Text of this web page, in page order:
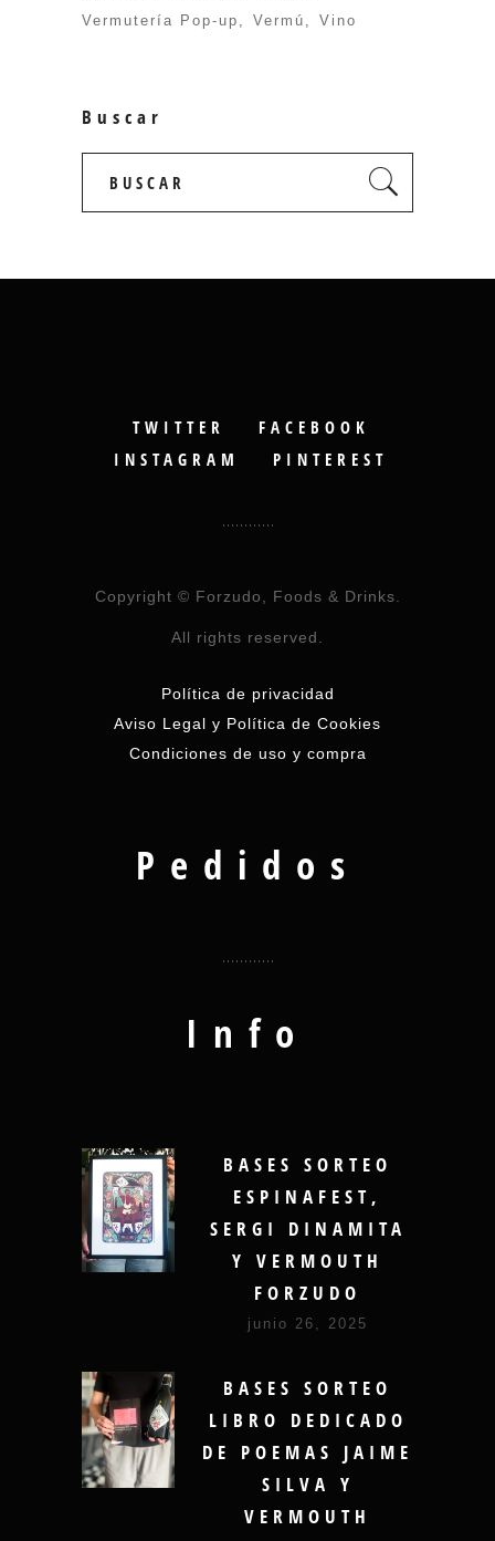
Vermutería Pop-up
Vermú Vino
Buscar
TWITTER
FACEBOOK
INSTAGRAM
PINTEREST
Copyright © Forzudo, Foods & Drinks.
All rights reserved.
Política de privacidad
Aviso Legal y Política de Cookies
Condiciones de uso y compra
Pedidos
Info
BASES SORTEO
ESPINAFEST,
SERGI DINAMITA
Y VERMOUTH
FORZUDO
junio 26, 2025
BASES SORTEO
LIBRO DEDICADO
DE POEMAS JAIME
SILVA Y
VERMOUTH